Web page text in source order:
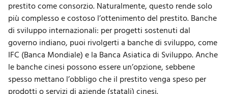
prestito come consorzio. Naturalmente, questo rende solo
più complesso e costoso l’ottenimento del prestito. Banche
di sviluppo internazionali: per progetti sostenuti dal
governo indiano, puoi rivolgerti a banche di sviluppo, come
IFC (Banca Mondiale) e la Banca Asiatica di Sviluppo. Anche
le banche cinesi possono essere un’opzione, sebbene
spesso mettano l’obbligo che il prestito venga speso per